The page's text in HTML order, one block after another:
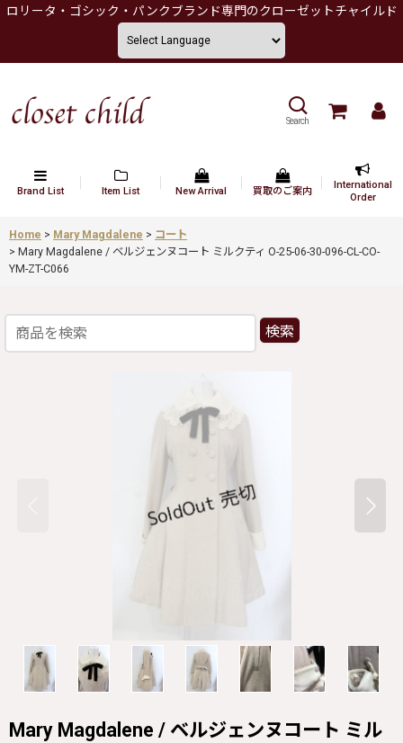
ロリータ・ゴシック・パンクブランド専門のクローゼットチャイルド
Search
Brand List Item List New Arrival 買取のご案内
International
Order
Home > Mary Magdalene > コート
> Mary Magdalene / ベルジェンヌコート ミルクティ O-25-06-30-096-CL-CO-
YM-ZT-C066
検索
Mary Magdalene / ベルジェンヌコート ミル